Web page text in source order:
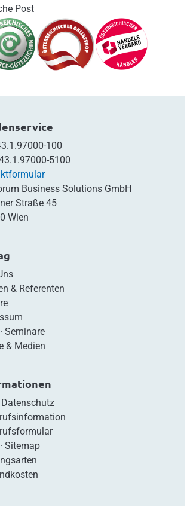
Post
100
5100
Business Solutions GmbH
Straße 45
Wien
& Referenten
Seminare
& Medien
Datenschutz
Sitemap